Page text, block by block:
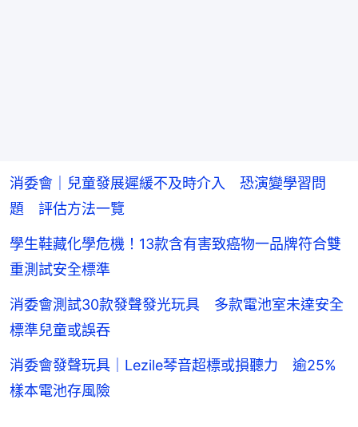
消委會｜兒童發展遲緩不及時介入 恐演變學習問
題 評估方法一覽
學生鞋藏化學危機！13款含有害致癌物一品牌符合雙
重測試安全標準
消委會測試30款發聲發光玩具 多款電池室未達安全
標準兒童或誤吞
消委會發聲玩具｜Lezile琴音超標或損聽力 逾25%
樣本電池存風險